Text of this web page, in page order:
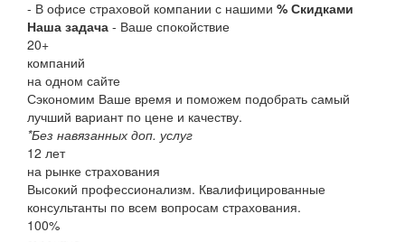
- В офисе страховой компании с нашими % Скидками
Наша задача - Ваше спокойствие
20+
компаний
на одном сайте
Сэкономим Ваше время и поможем подобрать самый
лучший вариант по цене и качеству.
*Без навязанных доп. услуг
12 лет
на рынке страхования
Высокий профессионализм. Квалифицированные
консультанты по всем вопросам страхования.
100%